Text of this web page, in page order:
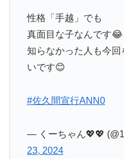
性格「手越」でも
真面目な子なんです😂
知らなかった人も今
いです😊
#佐久間宣行ANN0
— くーちゃん💖💖
23, 2024